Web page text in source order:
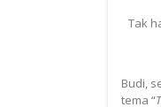
Tak
Budi,
tema “